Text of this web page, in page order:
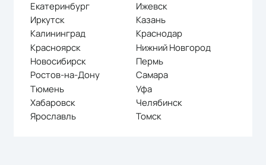
Екатеринбург
Ижевск
Иркутск
Казань
Калининград
Краснодар
Красноярск
Нижний Новгород
Новосибирск
Пермь
Ростов-на-Дону
Самара
Тюмень
Уфа
Хабаровск
Челябинск
Ярославль
Томск